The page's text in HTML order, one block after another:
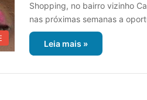
Shopping, no bairro vizinho
nas próximas semanas a
Leia mais »